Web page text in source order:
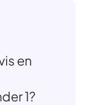
en
1?